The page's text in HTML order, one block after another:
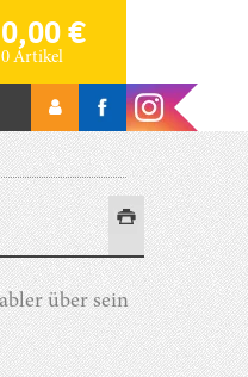
0,00€
0 Artikel
über sein